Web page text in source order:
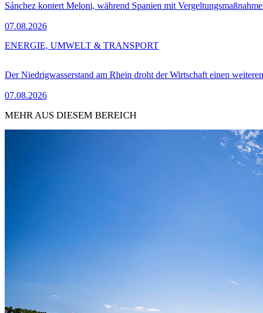
Sánchez kontert Meloni, während Spanien mit
07.08.2026
Der Niedrigwasserstand am Rhein droht der Wirtschaft einen
07.08.2026
ENERGIE, UMWELT & TRANSPORT
MEHR AUS DIESEM BEREICH